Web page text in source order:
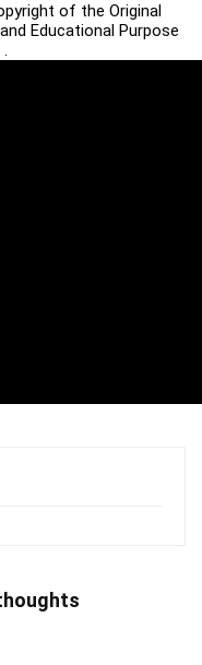
of the Original
Educational Purpose